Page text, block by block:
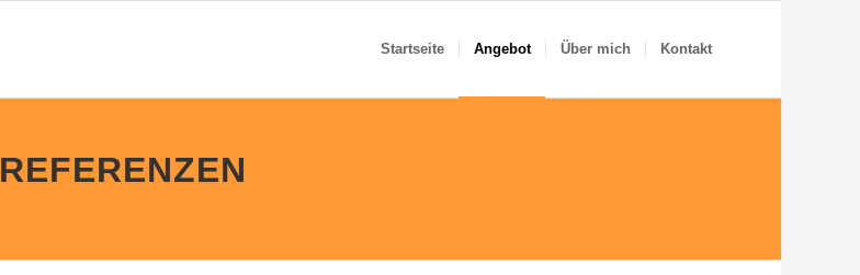
Startseite Angebot Über mich Kontakt
REFERENZEN